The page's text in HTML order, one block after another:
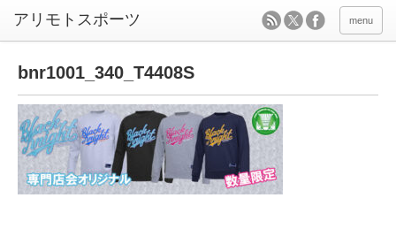
menu
bnr1001_340_T4408S